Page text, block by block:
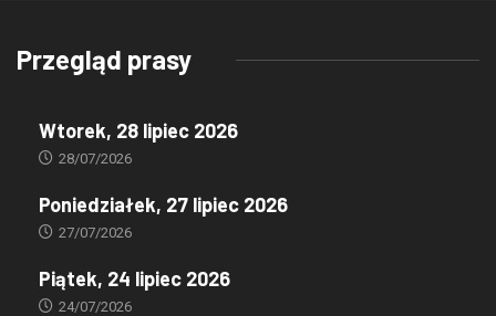
Przegląd prasy
Wtorek, 28 lipiec 2026
28/07/2026
Poniedziałek, 27 lipiec 2026
27/07/2026
Piątek, 24 lipiec 2026
24/07/2026